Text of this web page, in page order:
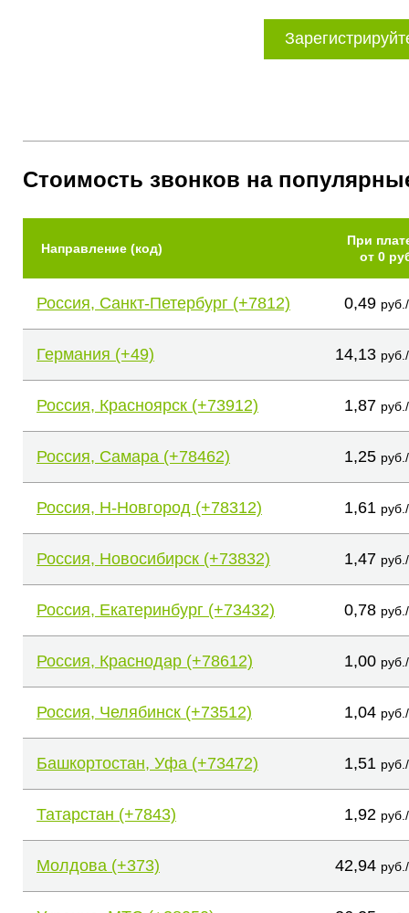
Стоимость звонков на
Направление (код)
При
от 0
Россия, Санкт-Петербург (+7812) 0,49
Германия (+49) 14,13
Россия, Красноярск (+73912) 1,87
Россия, Самара (+78462) 1,25
Россия, Н-Новгород (+78312) 1,61
Россия, Новосибирск (+73832) 1,47
Россия, Екатеринбург (+73432) 0,78
Россия, Краснодар (+78612) 1,00
Россия, Челябинск (+73512) 1,04
Башкортостан, Уфа (+73472) 1,51
Татарстан (+7843) 1,92
Молдова (+373) 42,94